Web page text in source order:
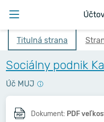
Titulná strana
Sociálny podnik
Úč MUJ
Dokument: PDF